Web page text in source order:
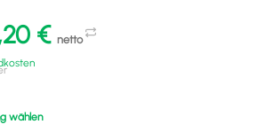
€ netto
wählen